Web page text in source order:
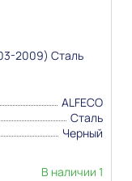
внешнем
характер и
к моменту
2009) Сталь
ALFECO
Сталь
Черный
В наличии 1